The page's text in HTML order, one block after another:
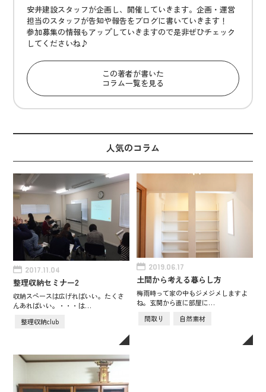
安井建設スタッフが企画し、開催していきます。企画・運営
担当のスタッフが告知や報告をブログに書いていきます！
参加募集の情報もアップしていきますので是非ぜひチェック
してくださいね♪
この著者が書いた
コラム一覧を見る
人気のコラム
2017.11.04
整理収納セミナー2
収納スペースは広げればいい。たくさ
んあればいい。・・・は…
整理収納club
2019.06.17
土間から考える暮らし方
梅雨時って家の中もジメジメしますよ
ね。玄関から直に部屋に…
間取り
自然素材